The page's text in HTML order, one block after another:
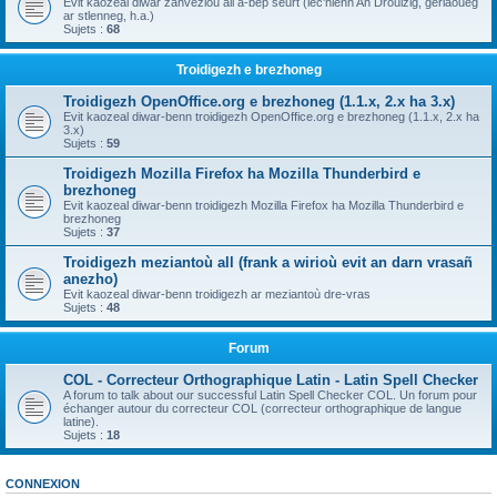
ar stlenneg, h.a.)
Sujets : 68
Troidigezh e brezhoneg
Troidigezh OpenOffice.org e brezhoneg (1.1.x, 2.x ha 3.x)
Evit kaozeal diwar-benn troidigezh OpenOffice.org e brezhoneg (1.1.x, 2.x ha
3.x)
Sujets : 59
Troidigezh Mozilla Firefox ha Mozilla Thunderbird e
brezhoneg
Evit kaozeal diwar-benn troidigezh Mozilla Firefox ha Mozilla Thunderbird e
brezhoneg
Sujets : 37
Troidigezh meziantoù all (frank a wirioù evit an darn vrasañ
anezho)
Evit kaozeal diwar-benn troidigezh ar meziantoù dre-vras
Sujets : 48
Forum
COL - Correcteur Orthographique Latin - Latin Spell Checker
A forum to talk about our successful Latin Spell Checker COL. Un forum pour
échanger autour du correcteur COL (correcteur orthographique de langue
latine).
Sujets : 18
CONNEXION